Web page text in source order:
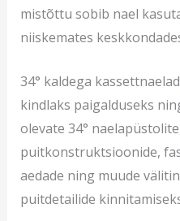
mistõttu sobib nael
niiskemates
34° kaldega
kindlaks paigalduseks
olevate 34°
puitkonstruktsioonide,
aedade ning muude
puitdetailide